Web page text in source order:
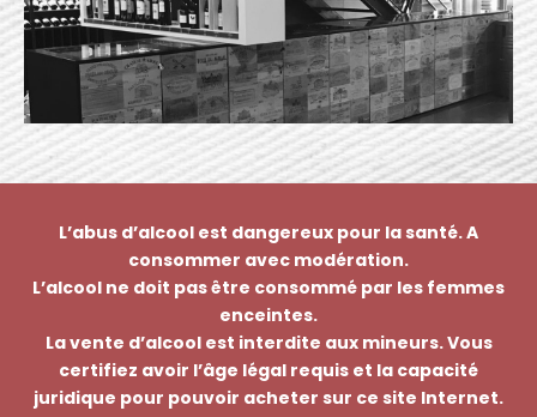
L’abus d’alcool est dangereux pour la santé. A
consommer avec modération.
L’alcool ne doit pas être consommé par les femmes
enceintes.
La vente d’alcool est interdite aux mineurs. Vous
certifiez avoir l’âge légal requis et la capacité
juridique pour pouvoir acheter sur ce site Internet.